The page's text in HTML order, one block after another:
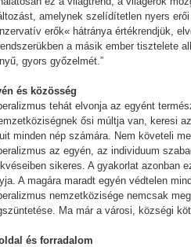
amelynek szelídítetlen nyers
erők« hátránya értékrendjük,
a másik ember tisztelete
gyors győzelmét.”
és közösség
tehát elvonja az egyént
ősi múltja van, keresi
minden nép számára. Nem követeli
az egyén, az individuum
sikeres. A gyakorlat azonban
A magára maradt egyén védtelen
nemzetközisége nemcsak
Ma már a városi, községi
és forradalom